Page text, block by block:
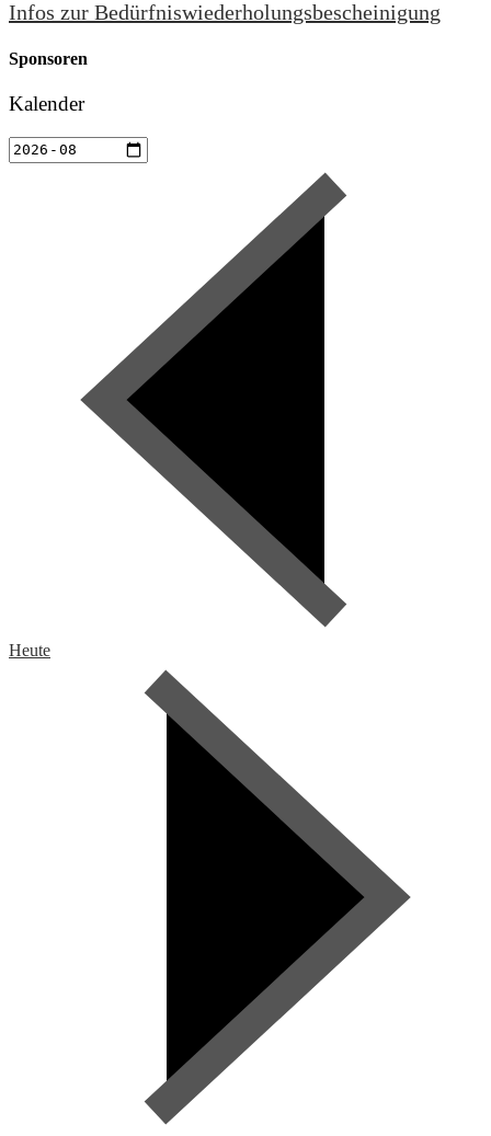
Infos zur Bedürfniswiederholungsbescheinigung
Sponsoren
Kalender
Heute